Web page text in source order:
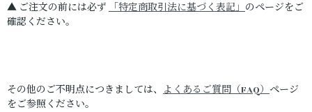
▲ ご注文の前には必ず 「特定商取引法に基づく表記」のページをご
確認ください。
その他のご不明点につきましては、 よくあるご質問（FAQ）ページ
をご参照ください。